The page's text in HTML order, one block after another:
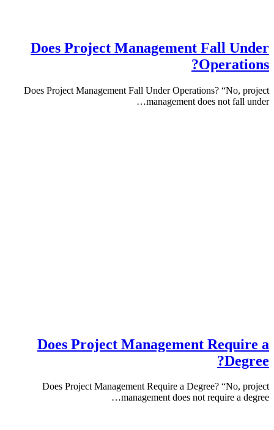
Does Project Management Fall
Does Project Management Fall Under Operations?
management does not
Does Project Management
Does Project Management Require a Degree?
management does not require